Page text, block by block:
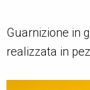
Guarnizione in
realizzata in